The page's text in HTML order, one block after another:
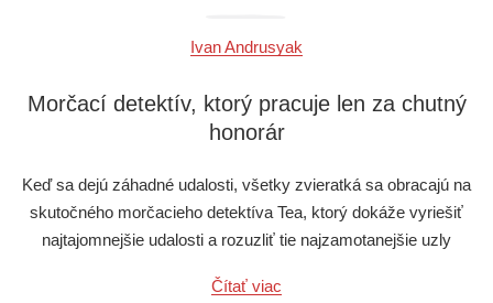
Ivan Andrusyak
Morčací detektív, ktorý pracuje len za chutný
honorár
Keď sa dejú záhadné udalosti, všetky zvieratká sa obracajú na
skutočného morčacieho detektíva Tea, ktorý dokáže vyriešiť
najtajomnejšie udalosti a rozuzliť tie najzamotanejšie uzly
Čítať viac